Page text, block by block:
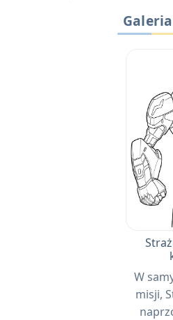
W
misji,